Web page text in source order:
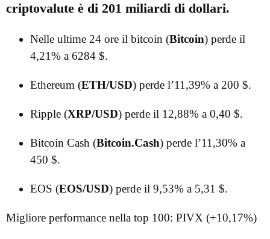
criptovalute è di 201 miliardi di dollari.
Nelle ultime 24 ore il bitcoin (Bitcoin) perde il
4,21% a 6284 $.
Ethereum (ETH/USD) perde l’11,39% a 200 $.
Ripple (XRP/USD) perde il 12,88% a 0,40 $.
Bitcoin Cash (Bitcoin.Cash) perde l’11,30% a
450 $.
EOS (EOS/USD) perde il 9,53% a 5,31 $.
Migliore performance nella top 100: PIVX (+10,17%)